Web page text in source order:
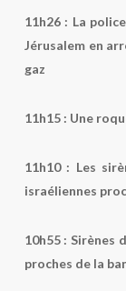
11h26 : La
Jérusalem en
gaz
11h15 : Une
11h10 : Les
israéliennes
10h55 : Sirènes
proches de la